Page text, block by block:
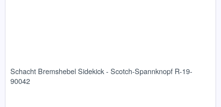
Schacht Bremshebel Sidekick - Scotch-Spannknopf R-19-
90042